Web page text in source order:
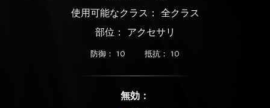
使用可能なクラス： 全クラス
部位： アクセサリ
防御： 10 抵抗： 10
無効：